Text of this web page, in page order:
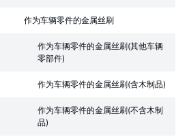
作为车辆零件的金属丝刷
作为车辆零件的金属丝刷(其他车辆
零部件)
作为车辆零件的金属丝刷(含木制品)
作为车辆零件的金属丝刷(不含木制
品)